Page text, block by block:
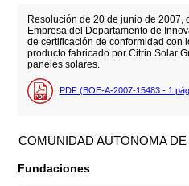
Resolución de 20 de junio de 2007,
Empresa del Departamento de
de certificación de conformidad con
producto fabricado por Citrin Solar
paneles solares.
PDF (BOE-A-2007-15483 - 1 pág.
COMUNIDAD AUTÓNOMA
Fundaciones